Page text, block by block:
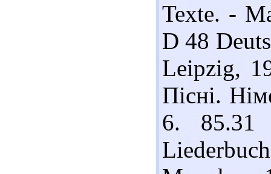
Texte. -
D 48
Leipzig,
Пісні.
6. 85.31